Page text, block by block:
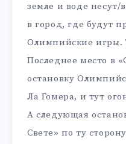
земле и воде несут/
в город, где будут
Олимпийские игры.
Последнее место в
остановку
Ла Гомера, и тут
А следующая
Свете» по ту